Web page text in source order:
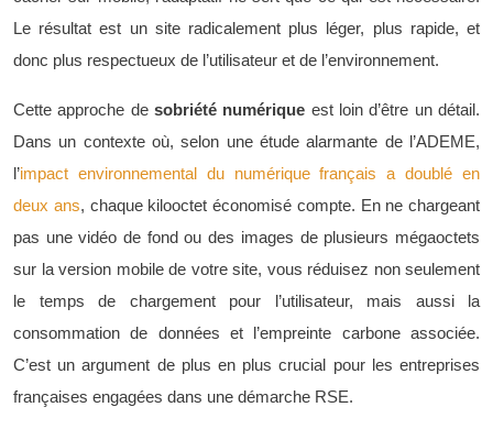
Le résultat est un site radicalement plus léger, plus rapide, et
donc plus respectueux de l’utilisateur et de l’environnement.
Cette approche de sobriété numérique est loin d’être un détail.
Dans un contexte où, selon une étude alarmante de l’ADEME,
l’impact environnemental du numérique français a doublé en
deux ans, chaque kilooctet économisé compte. En ne chargeant
pas une vidéo de fond ou des images de plusieurs mégaoctets
sur la version mobile de votre site, vous réduisez non seulement
le temps de chargement pour l’utilisateur, mais aussi la
consommation de données et l’empreinte carbone associée.
C’est un argument de plus en plus crucial pour les entreprises
françaises engagées dans une démarche RSE.